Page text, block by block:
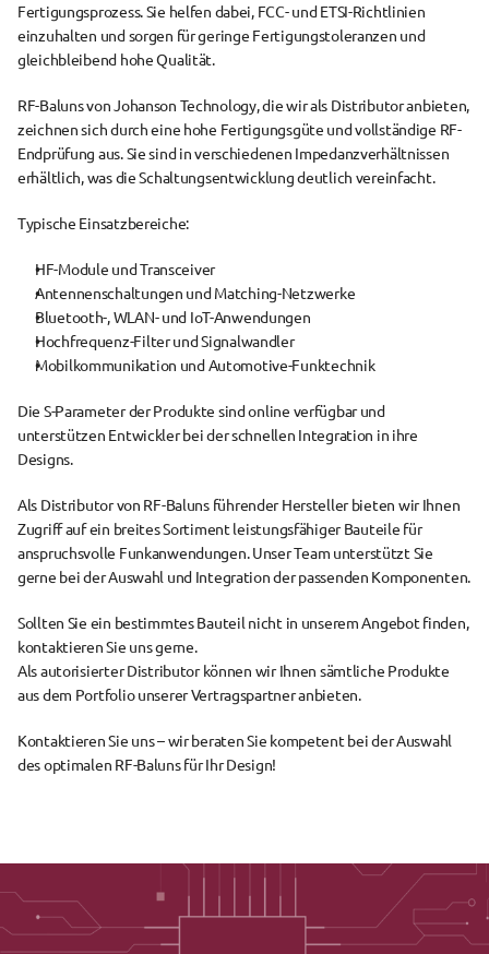
Fertigungsprozess. Sie helfen dabei, FCC- und ETSI-Richtlinien
einzuhalten und sorgen für geringe Fertigungstoleranzen und
gleichbleibend hohe Qualität.
RF-Baluns von Johanson Technology, die wir als Distributor anbieten,
zeichnen sich durch eine hohe Fertigungsgüte und vollständige RF-
Endprüfung aus. Sie sind in verschiedenen Impedanzverhältnissen
erhältlich, was die Schaltungsentwicklung deutlich vereinfacht.
Typische Einsatzbereiche:
HF-Module und Transceiver
Antennenschaltungen und Matching-Netzwerke
Bluetooth-, WLAN- und IoT-Anwendungen
Hochfrequenz-Filter und Signalwandler
Mobilkommunikation und Automotive-Funktechnik
Die S-Parameter der Produkte sind online verfügbar und
unterstützen Entwickler bei der schnellen Integration in ihre
Designs.
Als Distributor von RF-Baluns führender Hersteller bieten wir Ihnen
Zugriff auf ein breites Sortiment leistungsfähiger Bauteile für
anspruchsvolle Funkanwendungen. Unser Team unterstützt Sie
gerne bei der Auswahl und Integration der passenden Komponenten.
Sollten Sie ein bestimmtes Bauteil nicht in unserem Angebot finden,
kontaktieren Sie uns gerne.
Als autorisierter Distributor können wir Ihnen sämtliche Produkte
aus dem Portfolio unserer Vertragspartner anbieten.
Kontaktieren Sie uns – wir beraten Sie kompetent bei der Auswahl
des optimalen RF-Baluns für Ihr Design!